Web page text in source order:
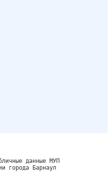
данные МУП
города Барнаул